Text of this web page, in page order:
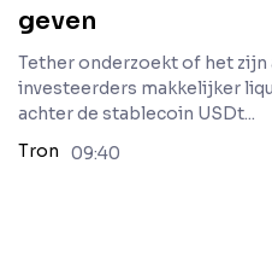
geven
Tether onderzoekt of het zijn
investeerders makkelijker
achter de stablecoin USDt...
Tron
09:40